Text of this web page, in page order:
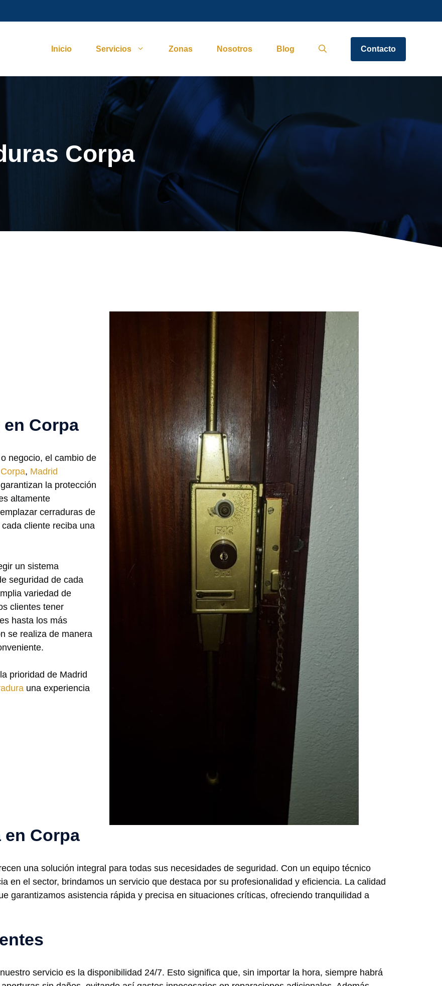
Inicio Servicios Zonas Nosotros Blog Contacto
Corpa
Corpa
negocio, el cambio de
Corpa, Madrid
la protección
altamente
cerraduras de
cliente reciba una
un sistema
seguridad de cada
variedad de
clientes tener
hasta los más
se realiza de manera
prioridad de Madrid
una experiencia
Corpa
una solución integral para todas sus necesidades de seguridad. Con un equipo técnico
en el sector, brindamos un servicio que destaca por su profesionalidad y eficiencia. La calidad
garantizamos asistencia rápida y precisa en situaciones críticas, ofreciendo tranquilidad a
servicio es la disponibilidad 24/7. Esto significa que, sin importar la hora, siempre habrá